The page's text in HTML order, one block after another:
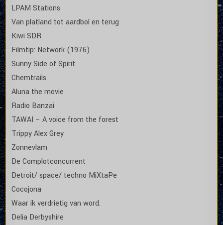
LPAM Stations
Van platland tot aardbol en terug
Kiwi SDR
Filmtip: Network (1976)
Sunny Side of Spirit
Chemtrails
Aluna the movie
Radio Banzai
TAWAI – A voice from the forest
Trippy Alex Grey
Zonnevlam
De Complotconcurrent
Detroit/ space/ techno MiXtaPe
Cocojona
Waar ik verdrietig van word.
Delia Derbyshire